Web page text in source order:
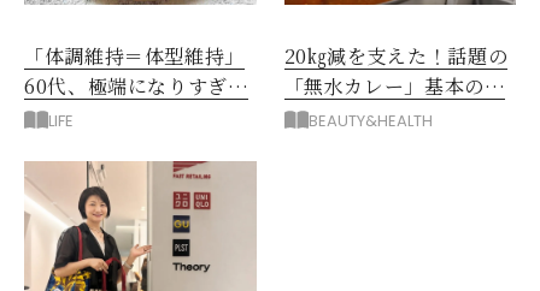
「体調維持＝体型維持」
60代、極端になりすぎな
い食べ方を模索中です
LIFE
20㎏減を支えた！話題の
「無水カレー」基本の作
り方とおすすめルウ6選
BEAUTY&HEALTH